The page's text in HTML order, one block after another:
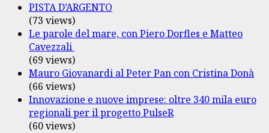
PISTA D’ARGENTO
(73 views)
Le parole del mare, con Piero Dorfles e Matteo
Cavezzali
(69 views)
Mauro Giovanardi al Peter Pan con Cristina Donà
(66 views)
Innovazione e nuove imprese: oltre 340 mila euro
regionali per il progetto PulseR
(60 views)